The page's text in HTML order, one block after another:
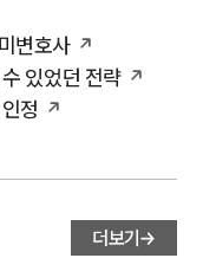
변호사
있었던 전략
정
더보기